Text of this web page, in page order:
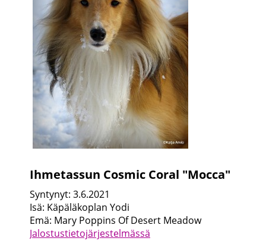
Ihmetassun Cosmic Coral "Mocca"
Syntynyt: 3.6.2021
Isä: Käpäläkoplan Yodi
Emä: Mary Poppins Of Desert Meadow
Jalostustietojärjestelmässä